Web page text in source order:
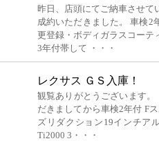
昨日、店頭にてご納車させて
成約いただきました。 車検2
更登録・ボディガラスコーテ
3年付帯して ・・・
レクサス ＧＳ入庫！
観覧ありがとうございます。
だきましてから車検2年付 F
ズリダクション19インチア
Ti2000 3・・・